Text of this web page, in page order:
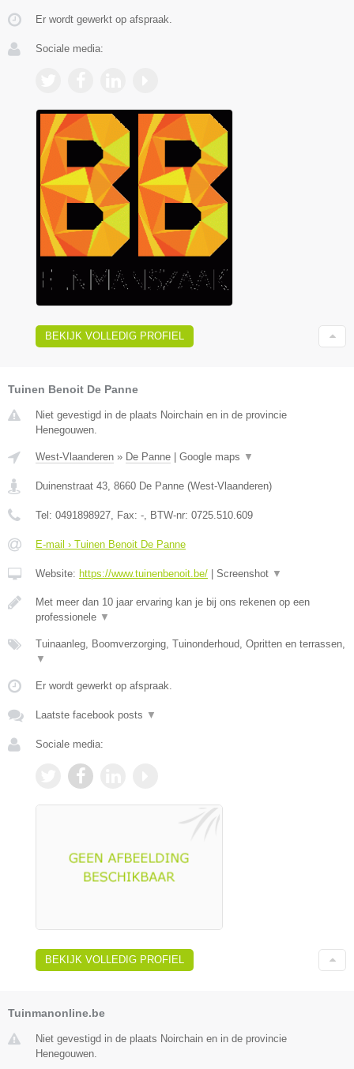
Er wordt gewerkt op afspraak.
Sociale media:
BEKIJK VOLLEDIG PROFIEL
Tuinen Benoit De Panne
Niet gevestigd in de plaats Noirchain en in de provincie
Henegouwen.
West-Vlaanderen » De Panne Google maps ▼
Duinenstraat 43, 8660 De Panne (West-Vlaanderen)
Tel: 0491898927, Fax: -, BTW-nr: 0725.510.609
E-mail › Tuinen Benoit De Panne
Website: https://www.tuinenbenoit.be/ Screenshot ▼
Met meer dan 10 jaar ervaring kan je bij ons rekenen op een
professionele ▼
Tuinaanleg, Boomverzorging, Tuinonderhoud, Opritten en terrassen,
▼
Er wordt gewerkt op afspraak.
Laatste facebook posts ▼
Sociale media:
BEKIJK VOLLEDIG PROFIEL
Tuinmanonline.be
Niet gevestigd in de plaats Noirchain en in de provincie
Henegouwen.